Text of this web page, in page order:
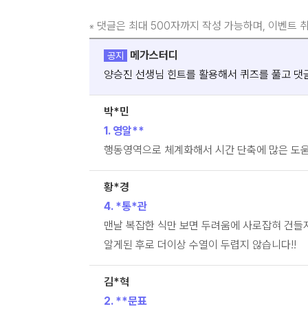
※ 댓글은 최대 500자까지 작성 가능하며, 이벤트
공지
메가스터디
양승진 선생님 힌트를 활용해서 퀴즈를 풀고
박*민
1. 영알**
행동영역으로 체계화해서 시간 단축에 많은 도
황*경
4. *통*관
맨날 복잡한 식만 보면 두려움에 사로잡혀 건
알게된 후로 더이상 수열이 두렵지 않습니다!!
김*혁
2. **문표